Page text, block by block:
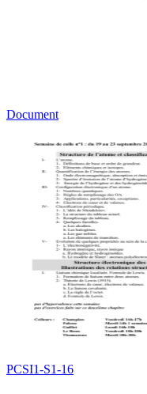
Document
PCSI1-S1-16